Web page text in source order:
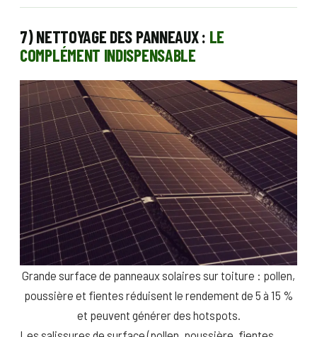
7) NETTOYAGE DES PANNEAUX : LE
COMPLÉMENT INDISPENSABLE
Grande surface de panneaux solaires sur toiture : pollen,
poussière et fientes réduisent le rendement de 5 à 15 %
et peuvent générer des hotspots.